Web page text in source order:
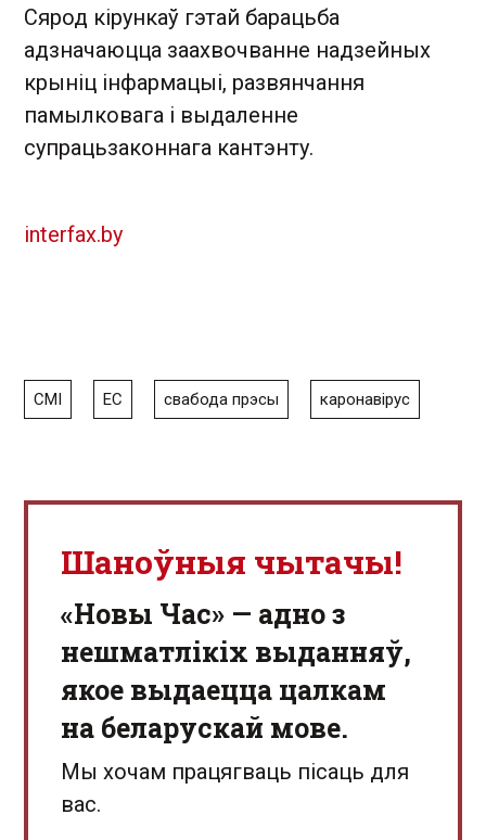
Сярод кірункаў гэтай барацьба
адзначаюцца заахвочванне надзейных
крыніц інфармацыі, развянчання
памылковага і выдаленне
супрацьзаконнага кантэнту.
interfax.by
СМІ ЕС свабода прэсы каронавірус
Шаноўныя чытачы!
«Новы Час» — адно з
нешматлікіх выданняў,
якое выдаецца цалкам
на беларускай мове.
Мы хочам працягваць пісаць для
вас.